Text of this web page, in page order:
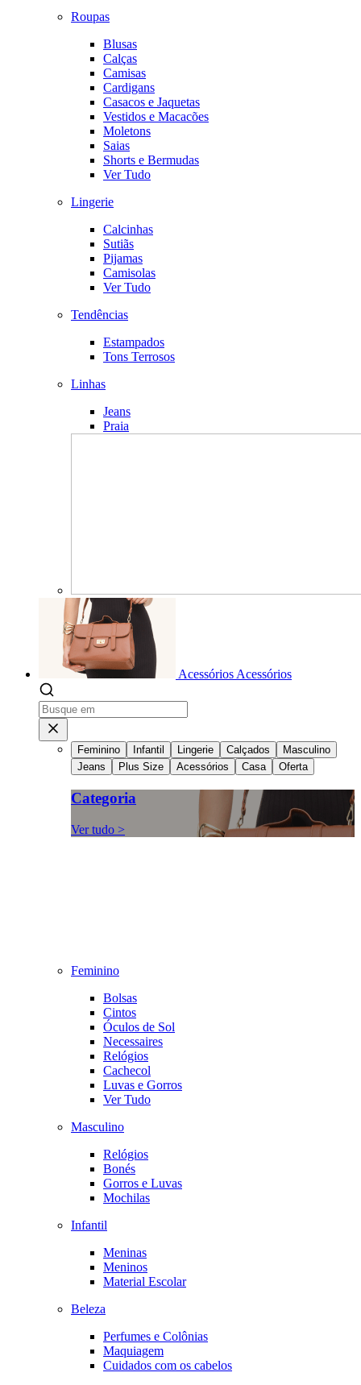
Roupas
Blusas
Calças
Camisas
Cardigans
Casacos e Jaquetas
Vestidos e Macacões
Moletons
Saias
Shorts e Bermudas
Ver Tudo
Lingerie
Calcinhas
Sutiãs
Pijamas
Camisolas
Ver Tudo
Tendências
Estampados
Tons Terrosos
Linhas
Jeans
Praia
Acessórios Acessórios
Feminino Infantil Lingerie Calçados
Masculino
Jeans
Plus Size Acessórios Casa Oferta
Categoria
Ver tudo >
Feminino
Bolsas
Cintos
Óculos de Sol
Necessaires
Relógios
Cachecol
Luvas e Gorros
Ver Tudo
Masculino
Relógios
Bonés
Gorros e Luvas
Mochilas
Infantil
Meninas
Meninos
Material Escolar
Beleza
Perfumes e Colônias
Maquiagem
Cuidados com os cabelos